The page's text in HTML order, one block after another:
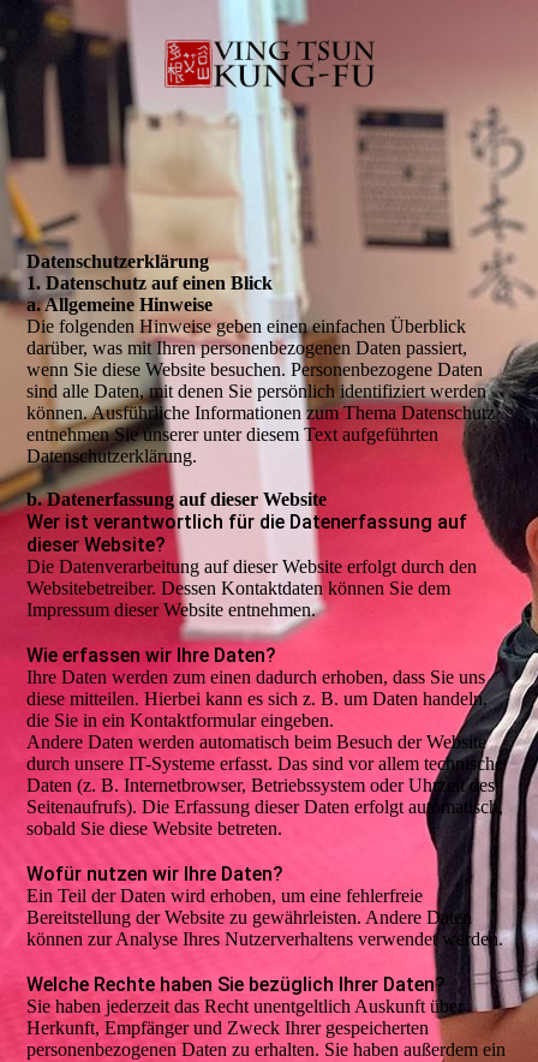
Daten­­schutz­­erklärung
1. Datenschutz auf einen Blick
a. Allgemeine Hinweise
Die folgenden Hinweise geben einen einfachen Überblick
darüber, was mit Ihren personenbezogenen Daten passiert,
wenn Sie diese Website besuchen. Personenbezogene Daten
sind alle Daten, mit denen Sie persönlich identifiziert werden
können. Ausführliche Informationen zum Thema Datenschutz
entnehmen Sie unserer unter diesem Text aufgeführten
Datenschutzerklärung.
b. Datenerfassung auf dieser Website
Wer ist verantwortlich für die Datenerfassung auf
dieser Website?
Die Datenverarbeitung auf dieser Website erfolgt durch den
Websitebetreiber. Dessen Kontaktdaten können Sie dem
Impressum dieser Website entnehmen.
Wie erfassen wir Ihre Daten?
Ihre Daten werden zum einen dadurch erhoben, dass Sie uns
diese mitteilen. Hierbei kann es sich z. B. um Daten handeln,
die Sie in ein Kontaktformular eingeben.
Andere Daten werden automatisch beim Besuch der Website
durch unsere IT-Systeme erfasst. Das sind vor allem technische
Daten (z. B. Internetbrowser, Betriebssystem oder Uhrzeit des
Seitenaufrufs). Die Erfassung dieser Daten erfolgt automatisch,
sobald Sie diese Website betreten.
Wofür nutzen wir Ihre Daten?
Ein Teil der Daten wird erhoben, um eine fehlerfreie
Bereitstellung der Website zu gewährleisten. Andere Daten
können zur Analyse Ihres Nutzerverhaltens verwendet werden.
Welche Rechte haben Sie bezüglich Ihrer Daten?
Sie haben jederzeit das Recht unentgeltlich Auskunft über
Herkunft, Empfänger und Zweck Ihrer gespeicherten
personenbezogenen Daten zu erhalten. Sie haben außerdem ein